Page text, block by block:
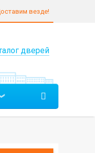
везде!
дверей